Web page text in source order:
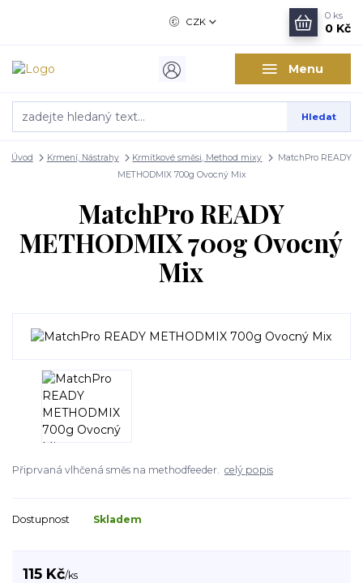
Menu
CZK
Hledat
0 ks
0 Kč
Úvod Krmení, Nástrahy Krmítkové směsi, Method mixy
MatchPro READY
METHODMIX 700g Ovocný Mix
MatchPro READY
METHODMIX 700g Ovocný
Mix
Připrvaná vlhčená směs na methodfeeder. celý popis
Dostupnost Skladem
115 Kč/ks